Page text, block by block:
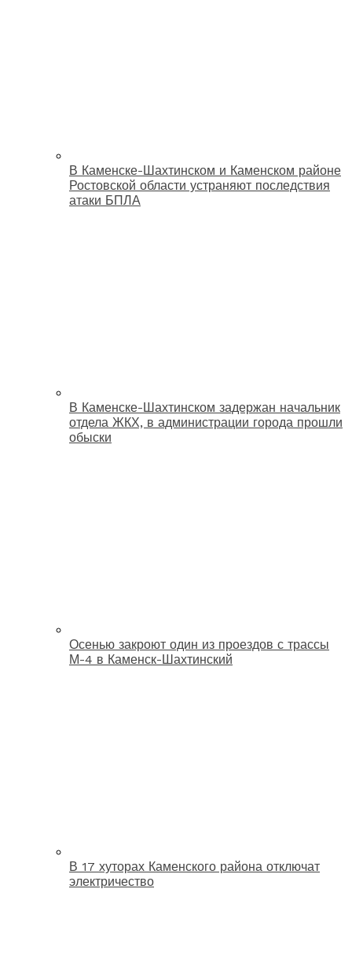
В Каменске-Шахтинском и Каменском районе
Ростовской области устраняют последствия
атаки БПЛА
В Каменске-Шахтинском задержан начальник
отдела ЖКХ, в администрации города прошли
обыски
Осенью закроют один из проездов с трассы
М-4 в Каменск-Шахтинский
В 17 хуторах Каменского района отключат
электричество